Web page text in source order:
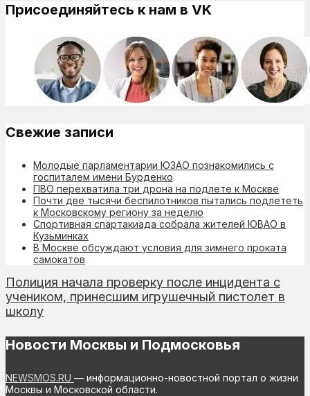
Присоединяйтесь к нам в VK
Свежие записи
Молодые парламентарии ЮЗАО познакомились с
госпиталем имени Бурденко
ПВО перехватила три дрона на подлете к Москве
Почти две тысячи беспилотников пытались подлететь
к Московскому региону за неделю
Спортивная спартакиада собрала жителей ЮВАО в
Кузьминках
В Москве обсуждают условия для зимнего проката
самокатов
Полиция начала проверку после инцидента с
учеником, принесшим игрушечный пистолет в
школу
Новости Москвы и Подмосковья
NEWSMOS.RU — информационно-новостной портал о жизни
Москвы и Московской области.